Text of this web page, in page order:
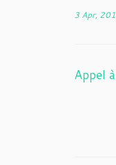
3 Apr,
Appel